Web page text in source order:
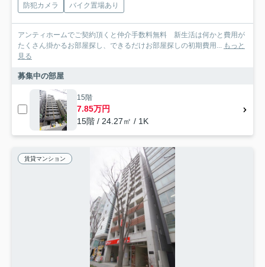
防犯カメラ
バイク置場あり
アンティホームでご契約頂くと仲介手数料無料 新生活は何かと費用が
たくさん掛かるお部屋探し、できるだけお部屋探しの初期費用... もっと
見る
募集中の部屋
15階
7.85万円
15階 / 24.27㎡ / 1K
賃貸マンション